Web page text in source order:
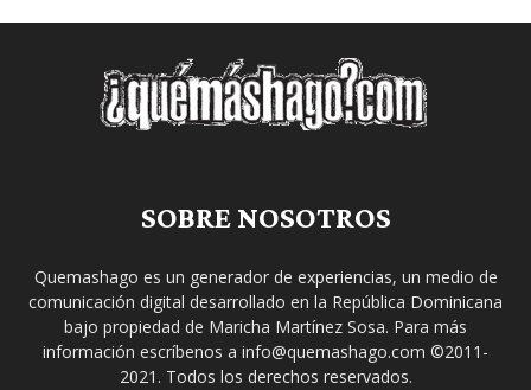
SOBRE NOSOTROS
Quemashago es un generador de experiencias, un medio de
comunicación digital desarrollado en la República Dominicana
bajo propiedad de Maricha Martínez Sosa. Para más
información escríbenos a info@quemashago.com ©2011-
2021. Todos los derechos reservados.